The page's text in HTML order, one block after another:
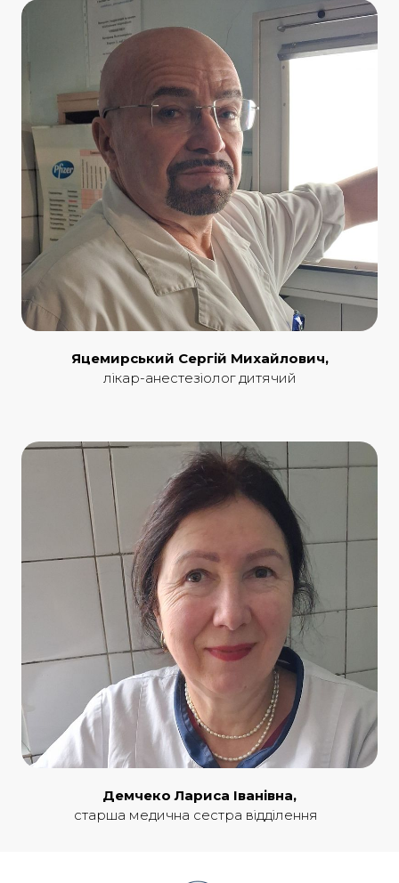
Яцемирський Сергій Михайлович,
лікар-анестезіолог дитячий
Демчеко Лариса Іванівна,
старша медична сестра відділення